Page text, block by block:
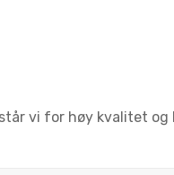
vi for høy kvalitet